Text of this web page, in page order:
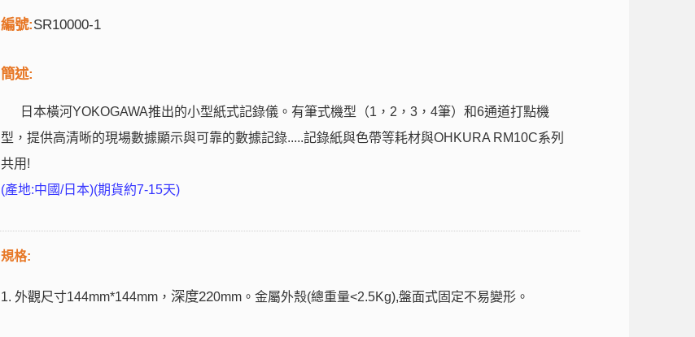
編號:SR10000-1
簡述:
日本橫河YOKOGAWA推出的小型紙式記錄儀。有筆式機型（1，2，3，4筆）和6通道打點機
型，提供高清晰的現場數據顯示與可靠的數據記錄.....記錄紙與色帶等耗材與OHKURA RM10C系列
共用!
(產地:中國/日本)(期貨約7-15天)
規格:
1. 外觀尺寸144mm*144mm， 深度220mm。金屬外殼(總重量<2.5Kg),盤面式固定不易變形。